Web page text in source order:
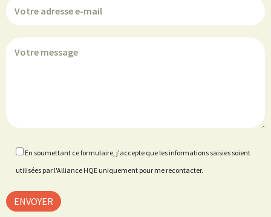
En soumettant ce formulaire, j'accepte que les informations saisies soient
utilisées par l'Alliance HQE uniquement pour me recontacter.